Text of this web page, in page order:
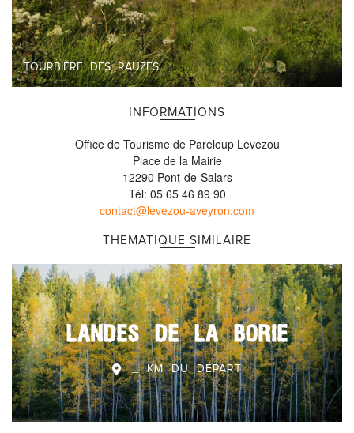
TOURBIÈRE DES RAUZES
INFORMATIONS
Office de Tourisme de Pareloup Levezou
Place de la Mairie
12290 Pont-de-Salars
Tél: 05 65 46 89 90
contact@levezou-aveyron.com
THEMATIQUE SIMILAIRE
LANDES DE LA BORIE
_ KM DU DÉPART